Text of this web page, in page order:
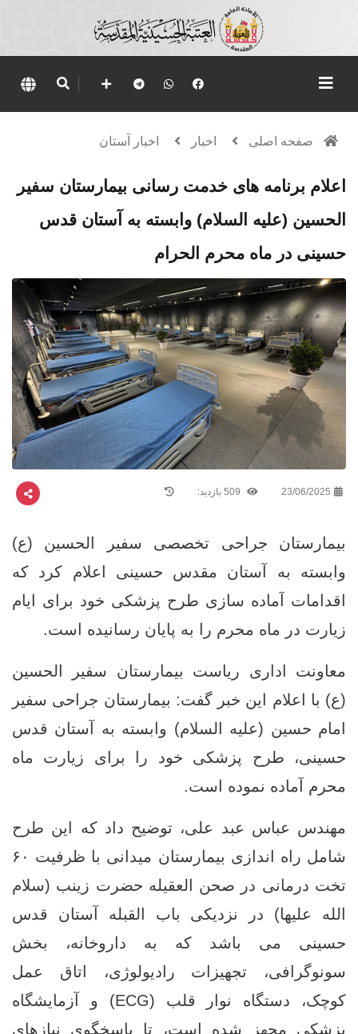
صفحه اصلی اخبار اخبار آستان
اعلام برنامه های خدمت رسانی بیمارستان سفیر
الحسین (علیه السلام) وابسته به آستان قدس
حسینی در ماه محرم الحرام
23/06/2025
بیمارستان جراحی تخصصی سفیر الحسین (ع)
وابسته به آستان مقدس حسینی اعلام کرد که
اقدامات آماده ‌سازی طرح پزشکی خود برای ایام
زیارت در ماه محرم را به پایان رسانیده است.
معاونت اداری ریاست بیمارستان سفیر الحسین
(ع) با اعلام این خبر گفت: بیمارستان جراحی سفیر
امام حسین (علیه ‌السلام) وابسته به آستان قدس
حسینی، طرح پزشکی خود را برای زیارت ماه
محرم آماده نموده است.
مهندس عباس عبد علی، توضیح داد که این طرح
شامل راه‌ اندازی بیمارستان میدانی با ظرفیت ۶۰
تخت درمانی در صحن العقیله حضرت زینب (سلام
الله علیها) در نزدیکی باب القبله آستان قدس
حسینی می باشد که به داروخانه‌، بخش
سونوگرافی، تجهیزات رادیولوژی، اتاق عمل
کوچک، دستگاه نوار قلب (ECG) و آزمایشگاه
پزشکی مجهز شده است، تا پاسخگوی نیازهای